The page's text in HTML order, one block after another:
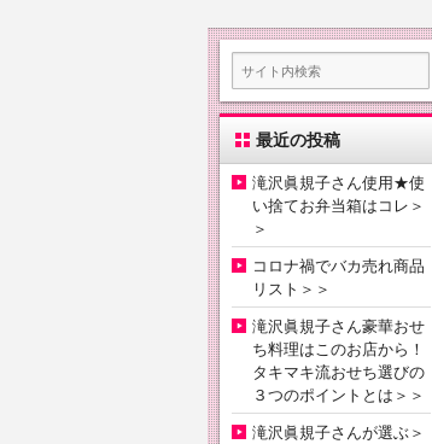
最近の投稿
滝沢眞規子さん使用★使
い捨てお弁当箱はコレ＞
＞
コロナ禍でバカ売れ商品
リスト＞＞
滝沢眞規子さん豪華おせ
ち料理はこのお店から！
タキマキ流おせち選びの
３つのポイントとは＞＞
滝沢眞規子さんが選ぶ＞